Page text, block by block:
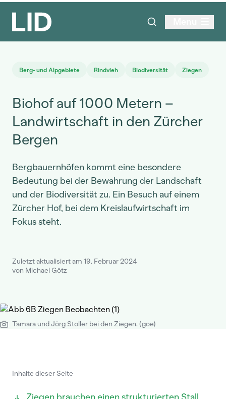
Berg- und Alpgebiete Rindvieh Biodiversität Ziegen
Biohof auf 1000 Metern –
Landwirtschaft in den Zürcher
Bergen
Bergbauernhöfen kommt eine besondere
Bedeutung bei der Bewahrung der Landschaft
und der Biodiversität zu. Ein Besuch auf einem
Zürcher Hof, bei dem Kreislaufwirtschaft im
Fokus steht.
Zuletzt aktualisiert am 19. Februar 2024
von Michael Götz
Tamara und Jörg Stoller bei den Ziegen. (goe)
Inhalte dieser Seite